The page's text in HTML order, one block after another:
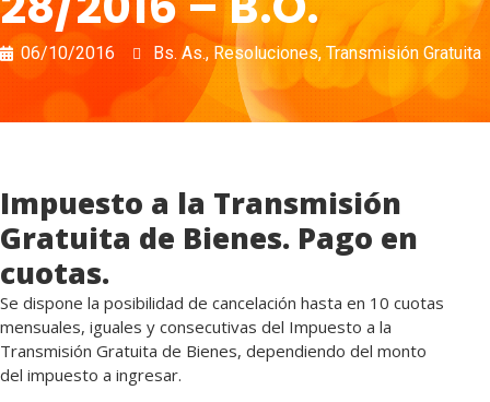
06/10/2016 Bs. As., Resoluciones, Transmisión Gratuita
Impuesto a la Transmisión
Gratuita de Bienes. Pago en
cuotas.
Se dispone la posibilidad de cancelación hasta en 10 cuotas
mensuales, iguales y consecutivas del Impuesto a la
Transmisión Gratuita de Bienes, dependiendo del monto
del impuesto a ingresar.